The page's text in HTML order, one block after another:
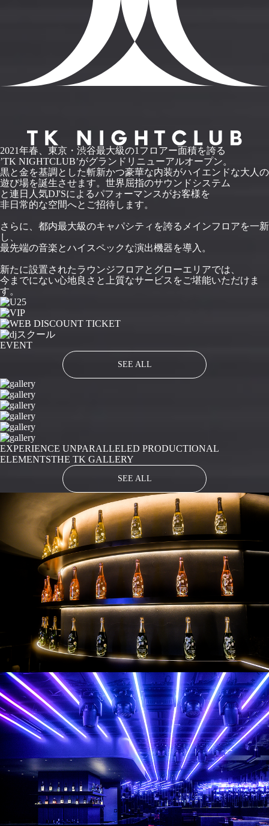
2021年春、東京・渋谷最大級の1フロアー面積を誇る
’TK NIGHTCLUB’がグランドリニューアルオープン。
黒と金を基調とした斬新かつ豪華な内装がハイエンドな大人の
遊び場を誕生させます。世界屈指のサウンドシステム
と連日人気DJ'Sによるパフォーマンスがお客様を
非日常的な空間へとご招待します。
さらに、都内最大級のキャパシティを誇るメインフロアを一新
し、
最先端の音楽とハイスペックな演出機器を導入。
新たに設置されたラウンジフロアとグローエリアでは、
今までにない心地良さと上質なサービスをご堪能いただけま
す。
EVENT
SEE ALL
EXPERIENCE UNPARALLELED PRODUCTIONAL
ELEMENTSTHE TK GALLERY
SEE ALL